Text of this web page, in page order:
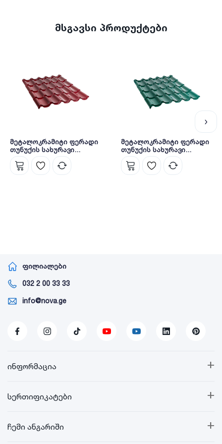
წარმოებულია საქართველოში.
მსგავსი პროდუქტები
მეტალოკრამიტი ფერადი
თუნუქის სახურავი
0.5X1180 პრიალა RAL3005
NOVA
მეტალოკრამიტი ფერადი
თუნუქის სახურავი
0.45X1180 პრიალა RAL6005
NOVA
ფილიალები
032 2 00 33 33
info@nova.ge
+
ინფორმაცია
+
სერთიფიკატები
+
ჩემი ანგარიში